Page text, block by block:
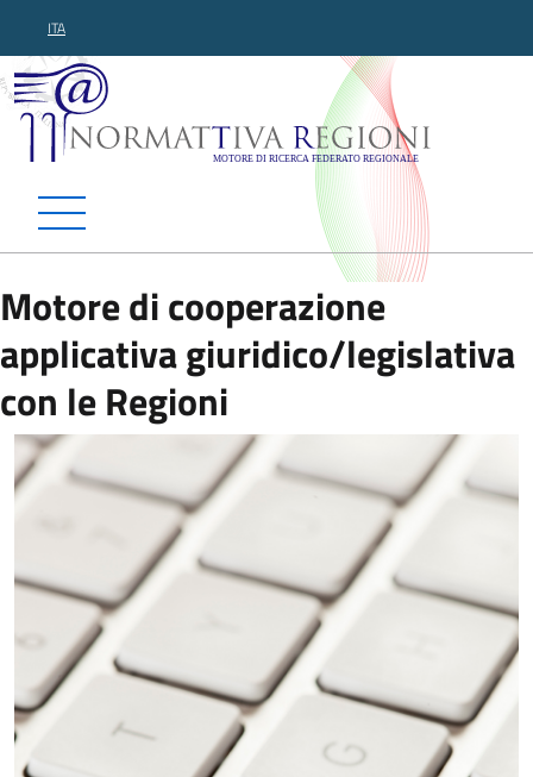
ITA
Normattiva Regioni -
Motore di cooperazione
applicativa giuridico/legislativa
con le Regioni